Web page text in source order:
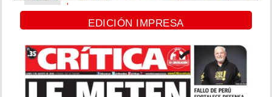
avanzado
agradece
nueva
vida
Agosto
EDICIÓN IMPRESA